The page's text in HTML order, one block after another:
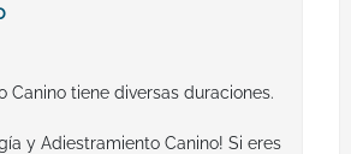
Canino tiene diversas duraciones.
y Adiestramiento Canino! Si eres